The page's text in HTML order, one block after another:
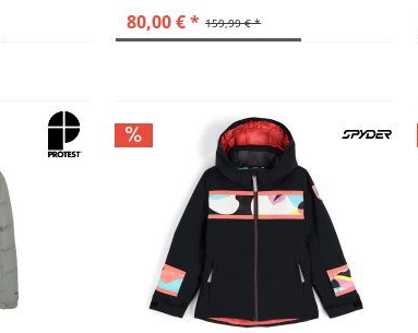
159,99 € *
80,00 € *